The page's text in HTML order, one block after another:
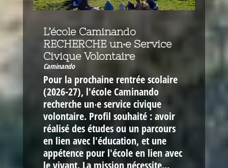
L’école Caminando
RECHERCHE un‧e Service
Civique Volontaire
Caminando
Pour la prochaine rentrée scolaire
(2026-27), l'école Caminando
recherche un‧e service civique
volontaire. Profil souhaité : avoir
réalisé des études ou un parcours
en lien avec l'éducation, et une
appétence pour l'école en lien avec
le vivant. La mission nécessite...